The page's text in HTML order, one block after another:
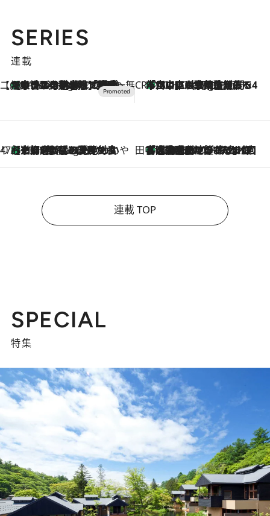
SERIES
連載
【CREA×星野リゾート】唯一無二。癒しと発見が待つ場所へ
8 Hours Ago
【トンボの足水浴】ヒノキの香りに包まれて涼感マックス！約13℃の湧水かけ流しを避暑地「星野温泉 トンボの湯」で体験 CREA'S CHOICE
10 Hours Ago
「立川にも歌舞伎があるんだよ」 片岡仁左衛門・市川中車ら豪華座組みで4年目の立川立飛歌舞伎へ
47都道府県の手みやげ ひんやりスイーツで夏を満喫
10 Hours Ago
【京都府】この夏絶対食べたい 冷やしておいしいおやつ3選 ひと口目から心を掴む新緑のテリーヌ 田中稲の勝手に再ブーム
2026.8.7
「湘南乃風に憧れて」観客大盛上がりの“タオル回し”に、ラッパー顔負けの高速歌唱まで…さだまさし（74）のアグレッシブすぎる現在地
連載 TOP
SPECIAL
特集